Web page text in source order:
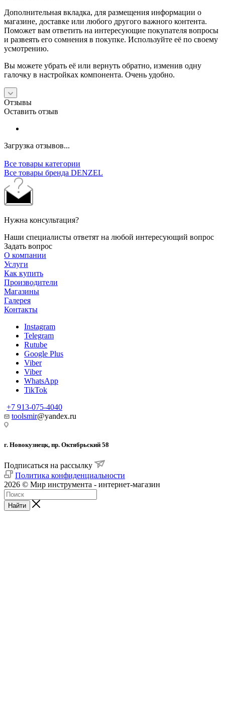
Дополнительная вкладка, для размещения информации о
магазине, доставке или любого другого важного контента.
Поможет вам ответить на интересующие покупателя вопросы
и развеять его сомнения в покупке. Используйте её по своему
усмотрению.
Вы можете убрать её или вернуть обратно, изменив одну
галочку в настройках компонента. Очень удобно.
Отзывы
Оставить отзыв
Загрузка отзывов...
Все товары категории
Все товары бренда DENZEL
Нужна консультация?
Наши специалисты ответят на любой интересующий вопрос
Задать вопрос
О компании
Услуги
Как купить
Производители
Магазины
Галерея
Контакты
Instagram
Telegram
Rutube
Google Plus
Viber
Viber
WhatsApp
TikTok
+7 913-075-4040
toolsmir@yandex.ru
г. Новокузнецк, пр. Октябрьский 58
Подписаться на рассылку
Политика конфиденциальности
2026 © Мир инструмента - интернет-магазин
Найти